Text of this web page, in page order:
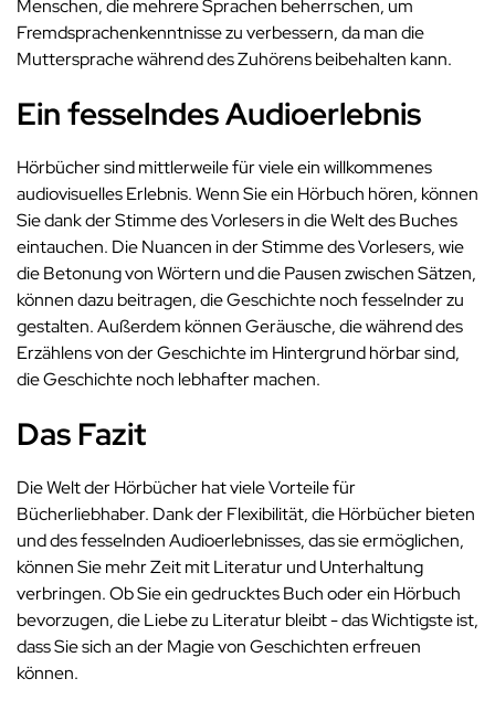
Menschen, die mehrere Sprachen beherrschen, um
Fremdsprachenkenntnisse zu verbessern, da man die
Muttersprache während des Zuhörens beibehalten kann.
Ein fesselndes Audioerlebnis
Hörbücher sind mittlerweile für viele ein willkommenes
audiovisuelles Erlebnis. Wenn Sie ein Hörbuch hören, können
Sie dank der Stimme des Vorlesers in die Welt des Buches
eintauchen. Die Nuancen in der Stimme des Vorlesers, wie
die Betonung von Wörtern und die Pausen zwischen Sätzen,
können dazu beitragen, die Geschichte noch fesselnder zu
gestalten. Außerdem können Geräusche, die während des
Erzählens von der Geschichte im Hintergrund hörbar sind,
die Geschichte noch lebhafter machen.
Das Fazit
Die Welt der Hörbücher hat viele Vorteile für
Bücherliebhaber. Dank der Flexibilität, die Hörbücher bieten
und des fesselnden Audioerlebnisses, das sie ermöglichen,
können Sie mehr Zeit mit Literatur und Unterhaltung
verbringen. Ob Sie ein gedrucktes Buch oder ein Hörbuch
bevorzugen, die Liebe zu Literatur bleibt - das Wichtigste ist,
dass Sie sich an der Magie von Geschichten erfreuen
können.